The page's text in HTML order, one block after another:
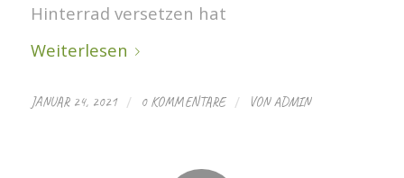
Hinterrad versetzen hat
Weiterlesen
JANUAR 24, 2021 / 0 KOMMENTARE / VONADMIN